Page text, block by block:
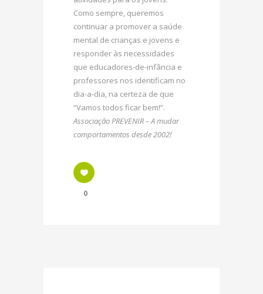
Como sempre, queremos
continuar a promover a saúde
mental de crianças e jovens e
responder às necessidades
que educadores-de-infância e
professores nos identificam no
dia-a-dia, na certeza de que
“Vamos todos ficar bem!”.
Associação PREVENIR – A mudar
comportamentos desde 2002!
0